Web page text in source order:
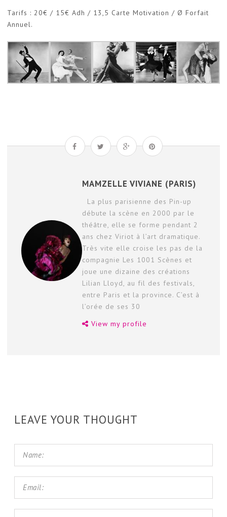
Tarifs : 20€ / 15€ Adh / 13,5 Carte Motivation / Ø Forfait
Annuel.
MAMZELLE VIVIANE (PARIS)
La plus parisienne des Pin-up
débute la scène en 2000 par le
théâtre, elle se forme pendant 2
ans chez Viriot à l’art dramatique.
Très vite elle croise les pas de la
compagnie Les 1001 Scènes et
joue une dizaine des créations
Lilian Lloyd, au fil des festivals,
entre Paris et la province. C’est à
l’orée de ses 30
View my profile
LEAVE YOUR THOUGHT